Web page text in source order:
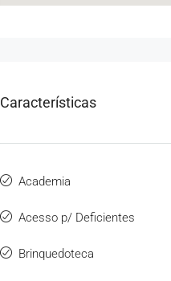
Características
Academia
Acesso p/ Deficientes
Brinquedoteca